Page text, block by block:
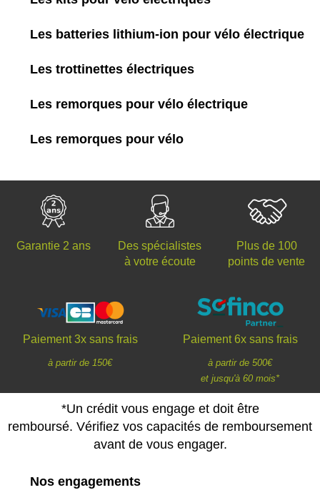
Les batteries lithium-ion pour vélo électrique
Les trottinettes électriques
Les remorques pour vélo électrique
Les remorques pour vélo
Garantie 2 ans
Des spécialistes
à votre écoute
Plus de 100
points de vente
Paiement 3x sans frais
à partir de 150€
Paiement 6x sans frais
à partir de 500€
et jusqu'à 60 mois*
*Un crédit vous engage et doit être
remboursé. Vérifiez vos capacités de remboursement
avant de vous engager.
Nos engagements